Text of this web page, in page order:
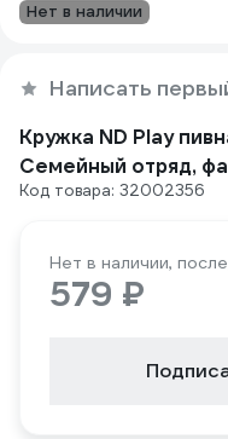
Нет в наличии
Написать
Кружка ND Play
Семейный отряд,
Код товара: 32002356
Нет в наличии,
579 ₽